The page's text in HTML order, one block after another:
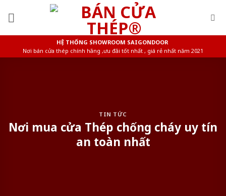
HỆ THỐNG SHOWROOM SAIGONDOOR
Nơi bán cửa thép chính hãng ,ưu đãi tốt nhất , giá rẻ nhất năm 2021
TIN TỨC
Nơi mua cửa Thép chống cháy uy tín
an toàn nhất